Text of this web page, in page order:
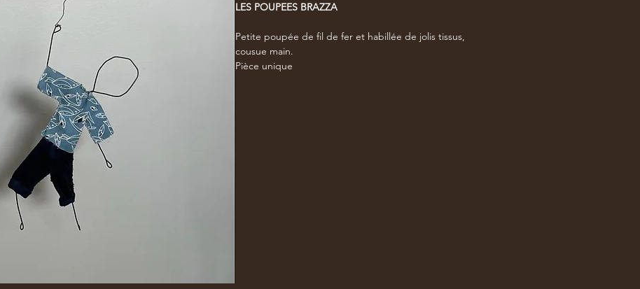
LES POUPEES BRAZZA
Petite poupée de fil de fer et habillée de jolis tissus,
cousue main.
Pièce unique